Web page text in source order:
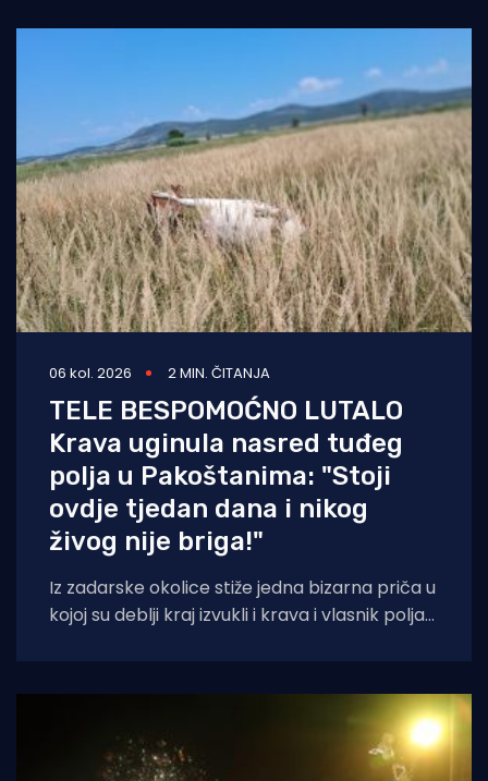
06 kol. 2026 2 MIN. ČITANJA
TELE BESPOMOĆNO LUTALO
Krava uginula nasred tuđeg
polja u Pakoštanima: "Stoji
ovdje tjedan dana i nikog
živog nije briga!"
Iz zadarske okolice stiže jedna bizarna priča u
kojoj su deblji kraj izvukli i krava i vlasnik polja